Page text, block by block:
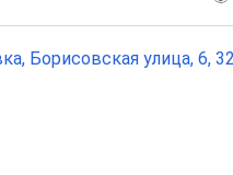
Борисовская улица, 6,